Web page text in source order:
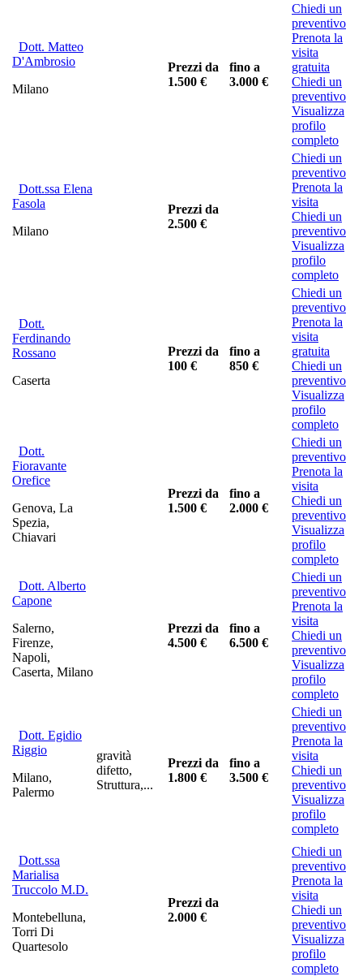
Dott. Matteo
D'Ambrosio
Milano
Prezzi da
1.500 €
fino a
3.000 €
Chiedi un
preventivo
Prenota la
visita
gratuita
Chiedi un
preventivo
Visualizza
profilo
completo
Dott.ssa Elena
Fasola
Milano
Prezzi da
2.500 €
Chiedi un
preventivo
Prenota la
visita
Chiedi un
preventivo
Visualizza
profilo
completo
Dott.
Ferdinando
Rossano
Caserta
Prezzi da
100 €
fino a
850 €
Chiedi un
preventivo
Prenota la
visita
gratuita
Chiedi un
preventivo
Visualizza
profilo
completo
Dott.
Fioravante
Orefice
Genova, La
Spezia,
Chiavari
Prezzi da
1.500 €
fino a
2.000 €
Chiedi un
preventivo
Prenota la
visita
Chiedi un
preventivo
Visualizza
profilo
completo
Dott. Alberto
Capone
Salerno,
Firenze,
Napoli,
Caserta, Milano
Prezzi da
4.500 €
fino a
6.500 €
Chiedi un
preventivo
Prenota la
visita
Chiedi un
preventivo
Visualizza
profilo
completo
Dott. Egidio
Riggio
Milano,
Palermo
gravità
difetto,
Struttura,...
Prezzi da
1.800 €
fino a
3.500 €
Chiedi un
preventivo
Prenota la
visita
Chiedi un
preventivo
Visualizza
profilo
completo
Dott.ssa
Marialisa
Truccolo M.D.
Montebelluna,
Torri Di
Quartesolo
Prezzi da
2.000 €
Chiedi un
preventivo
Prenota la
visita
Chiedi un
preventivo
Visualizza
profilo
completo